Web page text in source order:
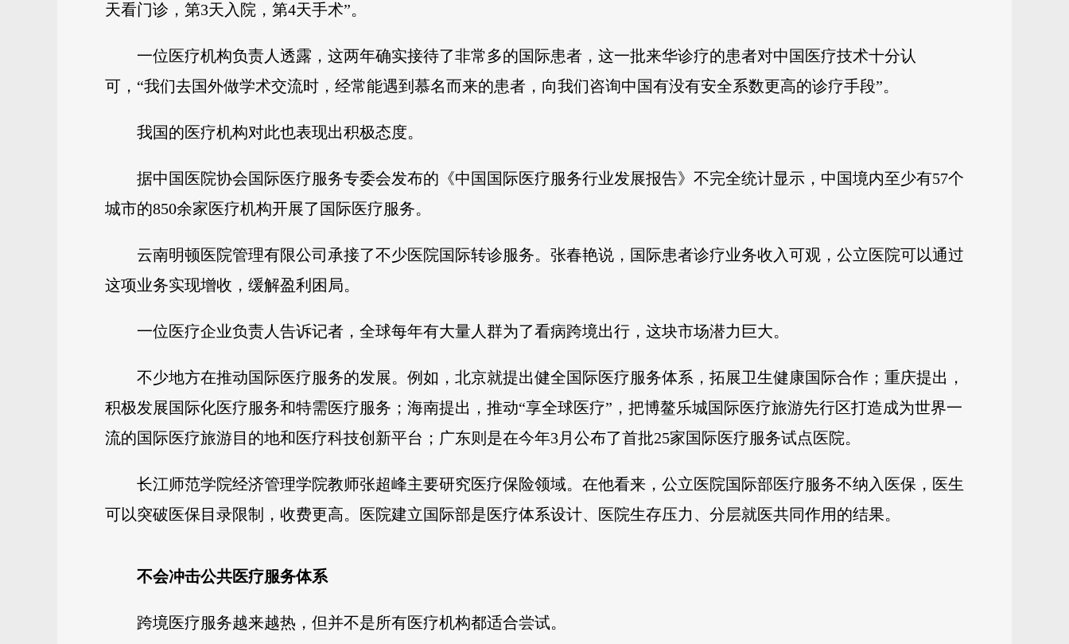
天看门诊，第3天入院，第4天手术”。
一位医疗机构负责人透露，这两年确实接待了非常多的国际患者，这一批来华诊疗的患者对中国医疗技术十分认
可，“我们去国外做学术交流时，经常能遇到慕名而来的患者，向我们咨询中国有没有安全系数更高的诊疗手段”。
我国的医疗机构对此也表现出积极态度。
据中国医院协会国际医疗服务专委会发布的《中国国际医疗服务行业发展报告》不完全统计显示，中国境内至少有57个
城市的850余家医疗机构开展了国际医疗服务。
云南明顿医院管理有限公司承接了不少医院国际转诊服务。张春艳说，国际患者诊疗业务收入可观，公立医院可以通过
这项业务实现增收，缓解盈利困局。
一位医疗企业负责人告诉记者，全球每年有大量人群为了看病跨境出行，这块市场潜力巨大。
不少地方在推动国际医疗服务的发展。例如，北京就提出健全国际医疗服务体系，拓展卫生健康国际合作；重庆提出，
积极发展国际化医疗服务和特需医疗服务；海南提出，推动“享全球医疗”，把博鳌乐城国际医疗旅游先行区打造成为世界一
流的国际医疗旅游目的地和医疗科技创新平台；广东则是在今年3月公布了首批25家国际医疗服务试点医院。
长江师范学院经济管理学院教师张超峰主要研究医疗保险领域。在他看来，公立医院国际部医疗服务不纳入医保，医生
可以突破医保目录限制，收费更高。医院建立国际部是医疗体系设计、医院生存压力、分层就医共同作用的结果。
不会冲击公共医疗服务体系
跨境医疗服务越来越热，但并不是所有医疗机构都适合尝试。